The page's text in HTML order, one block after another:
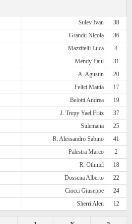
Sulev Ivan
38
Grandu Nicola
36
Mazzitelli Luca
4
Mendy Paul
31
A. Agustin
20
Felici Mattia
17
Belotti Andrea
19
J. Trepy Yael Fritz
37
Sulemana
25
R. Alessandro Sabino
41
Palestra Marco
2
R. Othniel
18
Dossena Alberto
22
Ciocci Giuseppe
24
Sherri Alen 12